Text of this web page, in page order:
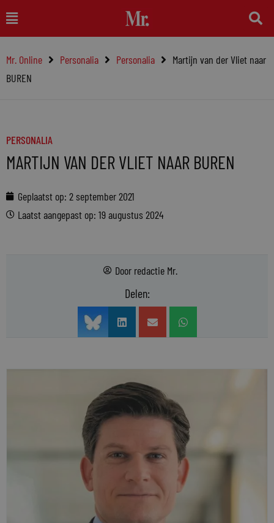
naar
inhoud
Main
Menu
Mr. Online Personalia Personalia
Martijn van der Vliet naar
BUREN
PERSONALIA
MARTIJN VAN DER VLIET NAAR BUREN
Geplaatst op: 2 september 2021
Laatst aangepast op: 19 augustus 2024
Door redactie Mr.
Delen: